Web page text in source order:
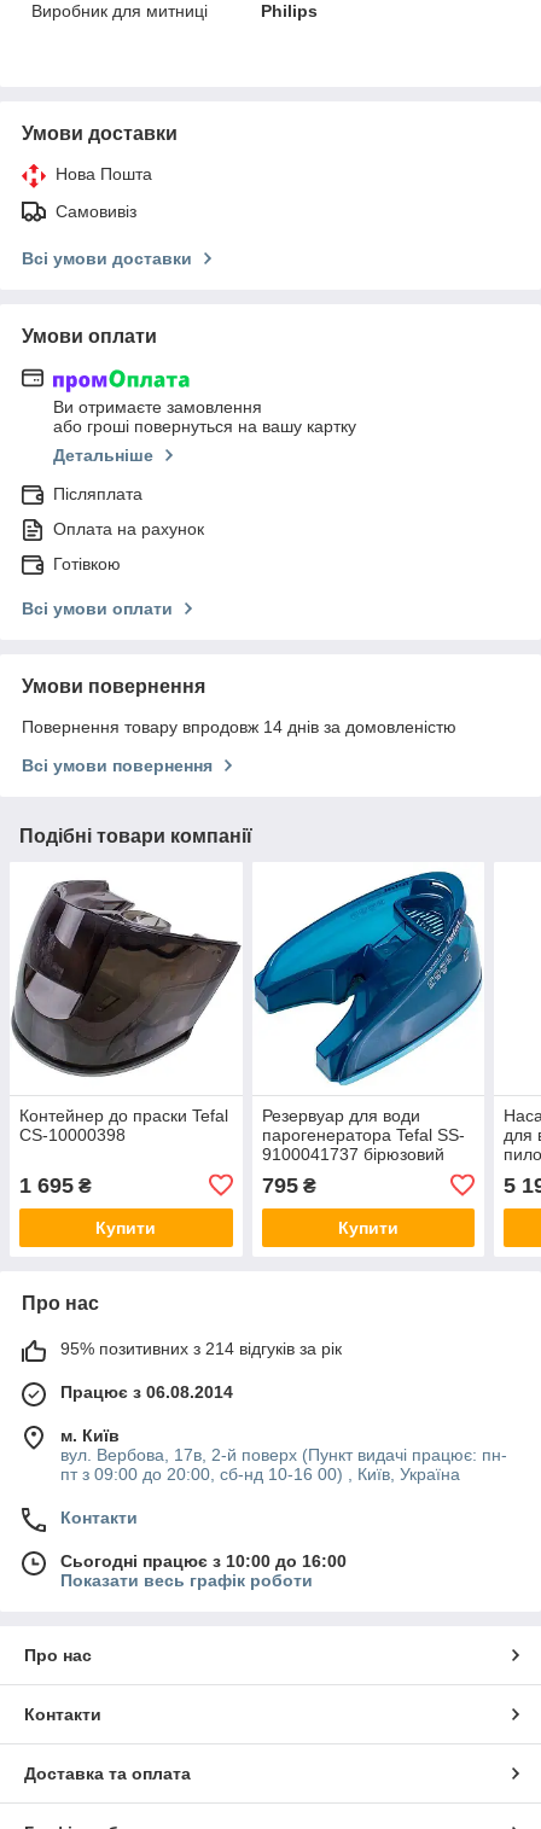
Виробник для митниці
Philips
Умови доставки
Нова Пошта
Самовивіз
Всі умови доставки
Умови оплати
Ви отримаєте замовлення
або гроші повернуться на вашу картку
Детальніше
Післяплата
Оплата на рахунок
Готівкою
Всі умови оплати
Умови повернення
Повернення товару впродовж 14 днів за домовленістю
Всі умови повернення
Подібні товари компанії
Контейнер до праски Tefal
CS-10000398
1 695 ₴
Купити
Резервуар для води
парогенератора Tefal SS-
9100041737 бірюзовий
795₴
Купити
для
5
Про нас
95% позитивних з 214 відгуків за рік
Працює з 06.08.2014
м. Київ
вул. Вербова, 17в, 2-й поверх (Пункт видачі працює: пн-
пт з 09:00 до 20:00, сб-нд 10-16 00) , Київ, Україна
Контакти
Сьогодні працює з 10:00 до 16:00
Показати весь графік роботи
Про нас
Контакти
Доставка та оплата